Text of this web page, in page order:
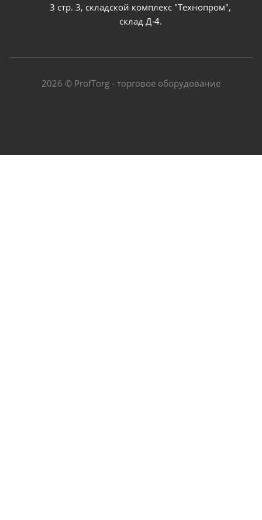
3 стр. 3, складской комплекс "Технопром",
склад Д-4.
2026 © ProfTorg - торговое оборудование